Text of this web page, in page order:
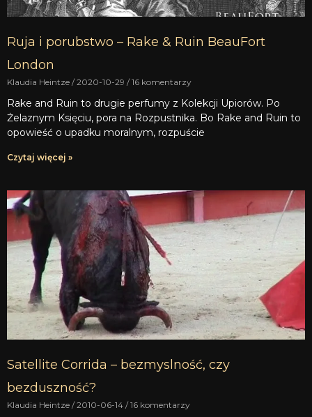
Ruja i porubstwo – Rake & Ruin BeauFort
London
Klaudia Heintze 2020-10-29 16 komentarzy
Rake and Ruin to drugie perfumy z Kolekcji Upiorów. Po
Żelaznym Księciu, pora na Rozpustnika. Bo Rake and Ruin to
opowieść o upadku moralnym, rozpuście
Czytaj więcej »
Satellite Corrida – bezmyslność, czy
bezduszność?
Klaudia Heintze 2010-06-14 16 komentarzy